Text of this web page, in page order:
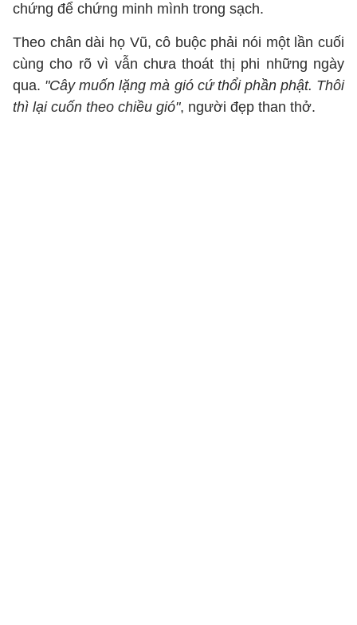
chứng để chứng minh mình trong sạch.
Theo chân dài họ Vũ, cô buộc phải nói một lần cuối
cùng cho rõ vì vẫn chưa thoát thị phi những ngày
qua. "Cây muốn lặng mà gió cứ thổi phần phật. Thôi
thì lại cuốn theo chiều gió", người đẹp than thở.